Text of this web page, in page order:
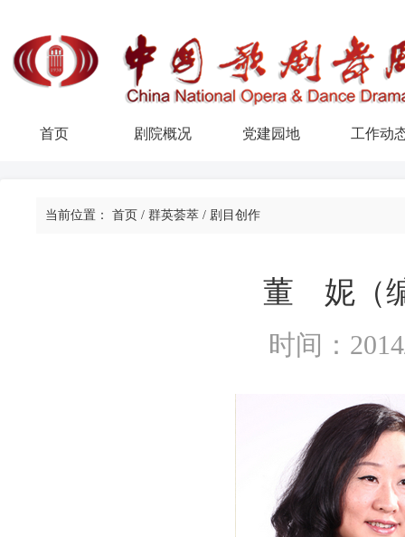
首页 剧院概况 党建园地 工作动
当前位置： 首页 / 群英荟萃 / 剧目创作
董 妮（
时间：